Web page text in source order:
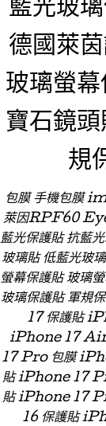
藍光玻
德國萊
玻璃螢
寶石鏡
規
包膜 手機包膜
萊因RPF60
藍光保護貼 抗藍
玻璃貼 低藍光玻
螢幕保護貼 玻璃
玻璃保護貼 軍規
17 保護貼
iPhone 17 Air
17 Pro 包膜
貼 iPhone 17
貼 iPhone 17
16 保護貼